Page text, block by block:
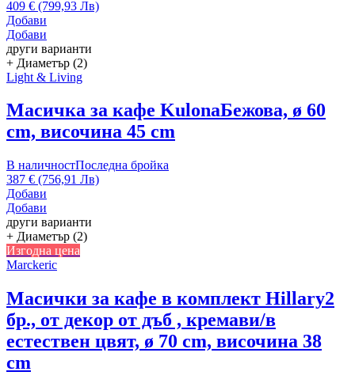
409 € (799,93 Лв)
Добави
Добави
други варианти
+ Диаметър (2)
Light & Living
Масичка за кафе KulonaБежова, ø 60
cm, височина 45 cm
В наличностПоследна бройка
387 € (756,91 Лв)
Добави
Добави
други варианти
+ Диаметър (2)
Изгодна цена
Marckeric
Масички за кафе в комплект Hillary2
бр., от декор от дъб , кремави/в
естествен цвят, ø 70 cm, височина 38
cm